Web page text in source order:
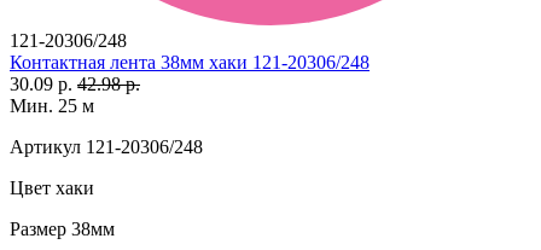
121-20306/248
Контактная лента 38мм хаки 121-20306/248
30.09 р. 42.98 р.
Мин. 25 м
Артикул 121-20306/248
Цвет хаки
Размер 38мм